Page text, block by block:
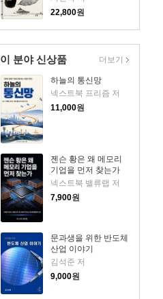
22,800원
이 분야 신상품
하늘의 통신망
넥스트북 프리즘 저
11,000원
젠슨 황은 왜 메모리
기업을 먼저 찾는가
넥스트북 밸류랩 저
7,900원
문과생을 위한 반도체
산업 이야기
김석준 저
9,000원
더보기